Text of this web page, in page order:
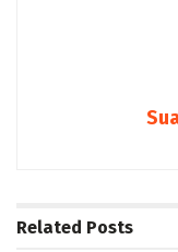
Related Posts